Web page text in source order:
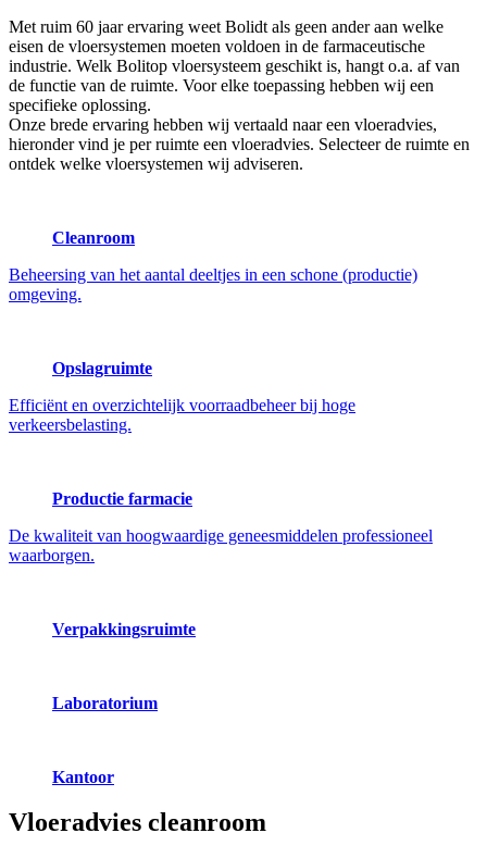
Met ruim 60 jaar ervaring weet Bolidt als geen ander aan welke
eisen de vloersystemen moeten voldoen in de farmaceutische
industrie. Welk Bolitop vloersysteem geschikt is, hangt o.a. af van
de functie van de ruimte. Voor elke toepassing hebben wij een
specifieke oplossing.
Onze brede ervaring hebben wij vertaald naar een vloeradvies,
hieronder vind je per ruimte een vloeradvies. Selecteer de ruimte en
ontdek welke vloersystemen wij adviseren.
Cleanroom
Beheersing van het aantal deeltjes in een schone (productie)
omgeving.
Opslagruimte
Efficiënt en overzichtelijk voorraadbeheer bij hoge
verkeersbelasting.
Productie farmacie
De kwaliteit van hoogwaardige geneesmiddelen professioneel
waarborgen.
Verpakkingsruimte
Laboratorium
Kantoor
Vloeradvies cleanroom